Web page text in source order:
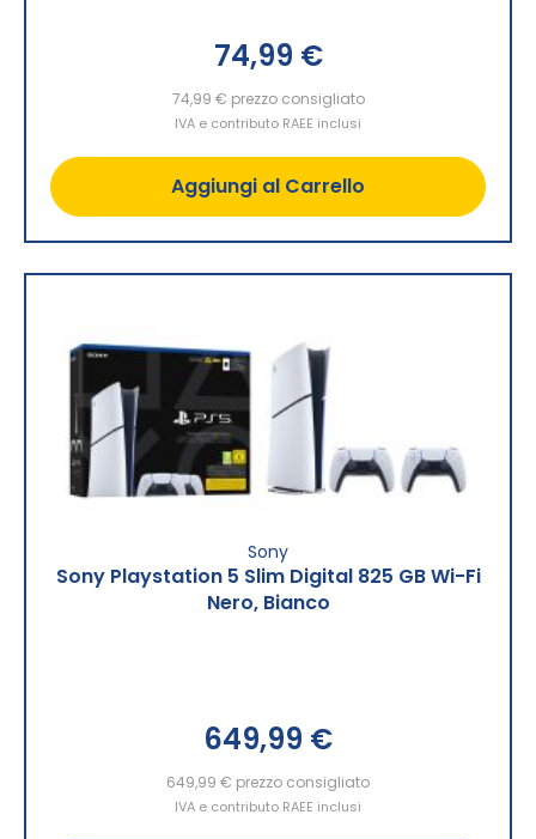
74,99 €
74,99 € prezzo consigliato
IVA e contributo RAEE inclusi
Aggiungi al Carrello
Sony
Sony Playstation 5 Slim Digital 825 GB Wi-Fi
Nero, Bianco
649,99 €
649,99 € prezzo consigliato
IVA e contributo RAEE inclusi